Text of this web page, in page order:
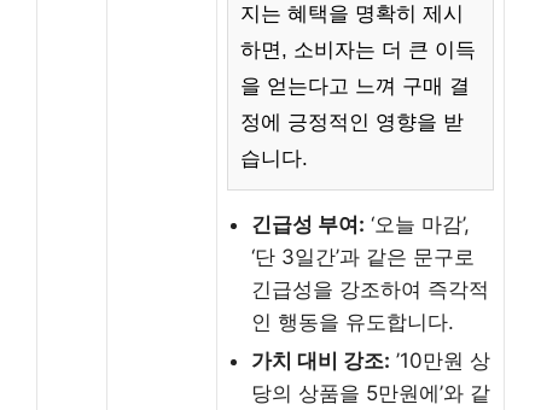
지는 혜택을 명확히 제시
하면, 소비자는 더 큰 이득
을 얻는다고 느껴 구매 결
정에 긍정적인 영향을 받
습니다.
긴급성 부여: ‘오늘 마감’,
‘단 3일간’과 같은 문구로
긴급성을 강조하여 즉각적
인 행동을 유도합니다.
가치 대비 강조: ’10만원 상
당의 상품을 5만원에’와 같